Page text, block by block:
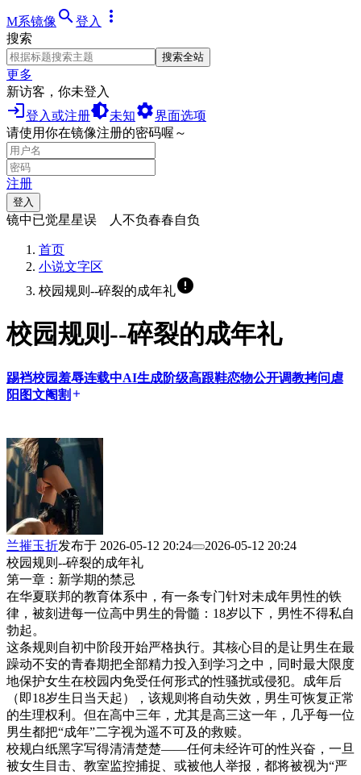
M系镜像 search登入 more_vert
搜索
搜索全站
更多
新访客，你未登入
login登入或注册brightness_medium未知settings界面选项
请使用你在镜像注册的密码喔～
注册
登入
镜中已觉星星误 人不负春春自负
首页
小说文字区
校园规则--碎裂的成年礼error
校园规则--碎裂的成年礼
踢裆校园羞辱连载中AI生成阶级高跟鞋恋物公开调教拷问 虐
阳 图文阉割 add
兰摧玉折发布于 2026-05-12 20:24
2026-05-12 20:24
校园规则--碎裂的成年礼
第一章：新学期的禁忌
在华夏联邦的教育体系中，有一条专门针对未成年男性的铁
律，被刻进每一位高中男生的骨髓：18岁以下，男性不得私自
勃起。
这条规则自初中阶段开始严格执行。其核心目的是让男生在最
躁动不安的青春期把全部精力投入到学习之中，同时最大限度
地保护女生在校园内免受任何形式的性骚扰或侵犯。成年后
（即18岁生日当天起），该规则将自动失效，男生可恢复正常
的生理权利。但在高中三年，尤其是高三这一年，几乎每一位
男生都把“成年”二字视为遥不可及的救赎。
校规白纸黑字写得清清楚楚——任何未经许可的性兴奋，一旦
被女生目击、教室监控捕捉、或被他人举报，都将被视为“严